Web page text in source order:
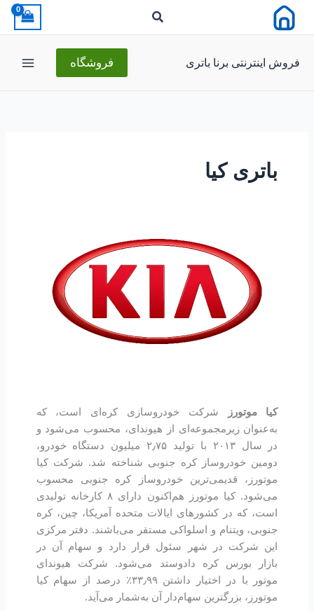
فروش اینترنتی برنا باتری فروشگاه
باتری کیا
کیا موتورز
شرکت خودروسازی کره‌ای است، که
به‌عنوان زیرمجموعه‌ای از هیوندای، محسوب می‌شود و
در سال ۲۰۱۳ با تولید ۲٫۷۵ میلیون دستگاه خودرو،
دومین خودروساز کره جنوبی شناخته شد. شرکت کیا
موتورز، قدیمی‌ترین خودروساز کره جنوبی محسوب
می‌شود. کیا موتورز هم‌اکنون دارای ۸ کارخانه تولیدی
است، که در کشورهای ایالات متحده آمریکا، چین، کره
جنوبی، ویتنام و اسلواکی مستقر می‌باشند. دفتر مرکزی
این شرکت در شهر سئول قرار دارد و سهام آن در
بازار بورس کره دادوستد می‌شود. شرکت هیوندای
موتور با در اختیار داشتن ۳۳٫۹۹٪ درصد از سهام کیا
موتورز، بزرگترین سهام‌دار آن به‌شمار می‌آید.